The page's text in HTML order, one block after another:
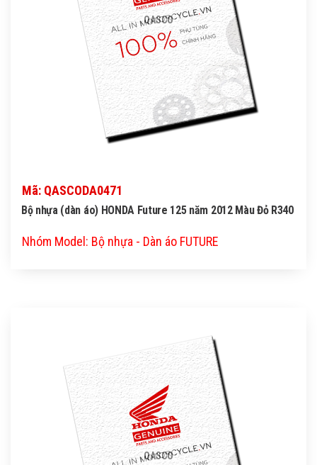
QASCO
Mã: QASCODA0471
Bộ nhựa (dàn áo) HONDA Future 125 năm 2012 Màu Đỏ R340
Nhóm Model: Bộ nhựa - Dàn áo FUTURE
QASCO